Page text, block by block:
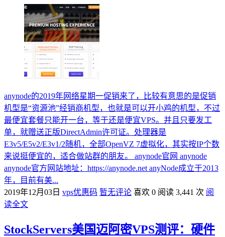
anynode的2019年网络星期一促销来了，比较有意思的是促销
机型是“资源池”经销商机型，也就是可以开小鸡的机型，不过
最便宜套餐只能开一台，等于还是便宜VPS。并且只要发工
单，就赠送正版DirectAdmin许可证。处理器是
E3v5/E5v2/E3v1/2随机，全部OpenVZ 7虚拟化，其实按IP个数
来说挺便宜的，适合做站群的朋友。 anynode官网 anynode
anynode官方网站地址：https://anynode.net anyNode成立于2013
年，目前有美...
2019年12月03日 vps优惠码 暂无评论 喜欢 0 阅读 3,441 次 阅
读全文
StockServers美国迈阿密VPS测评：硬件